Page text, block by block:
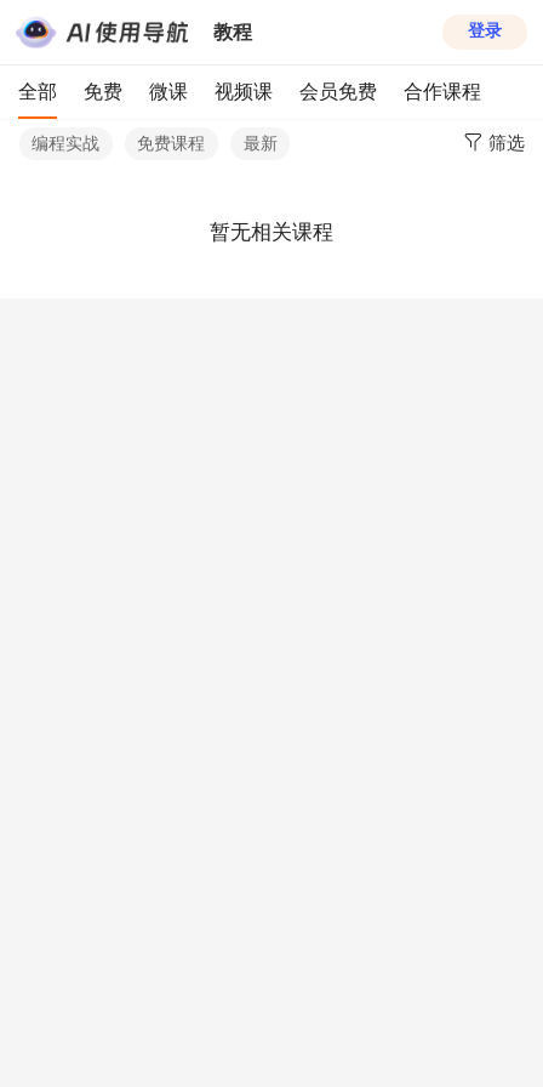
教程 登录
全部 免费 微课 视频课 会员免费 合作课程
编程实战 免费课程 最新 筛选
暂无相关课程